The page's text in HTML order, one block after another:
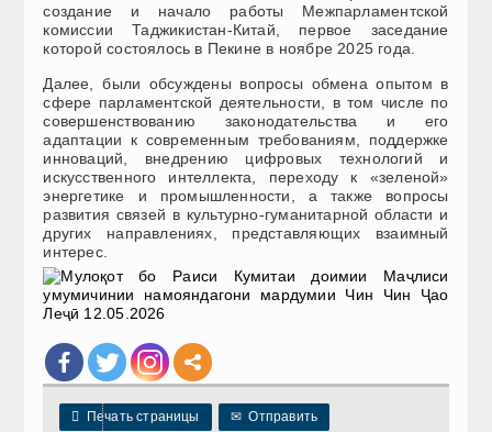
создание и начало работы Межпарламентской
комиссии Таджикистан-Китай, первое заседание
которой состоялось в Пекине в ноябре 2025 года.
Далее, были обсуждены вопросы обмена опытом в
сфере парламентской деятельности, в том числе по
совершенствованию законодательства и его
адаптации к современным требованиям, поддержке
инноваций, внедрению цифровых технологий и
искусственного интеллекта, переходу к «зеленой»
энергетике и промышленности, а также вопросы
развития связей в культурно-гуманитарной области и
других направлениях, представляющих взаимный
интерес.
 Печать страницы ✉ Отправить